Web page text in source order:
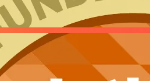
円の資金を集め、 2024/12/26 に募集